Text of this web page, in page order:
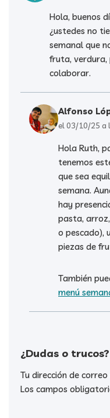
Hola, buenos
¿ustedes no
semanal que
fruta, verdura,
colaborar.
Alfonso
el 03/10/25 a
Hola Ruth,
tenemos
que sea
semana.
hay
pasta,
o pescado),
piezas de
También
menú
¿Dudas o
Tu dirección de
Los campos